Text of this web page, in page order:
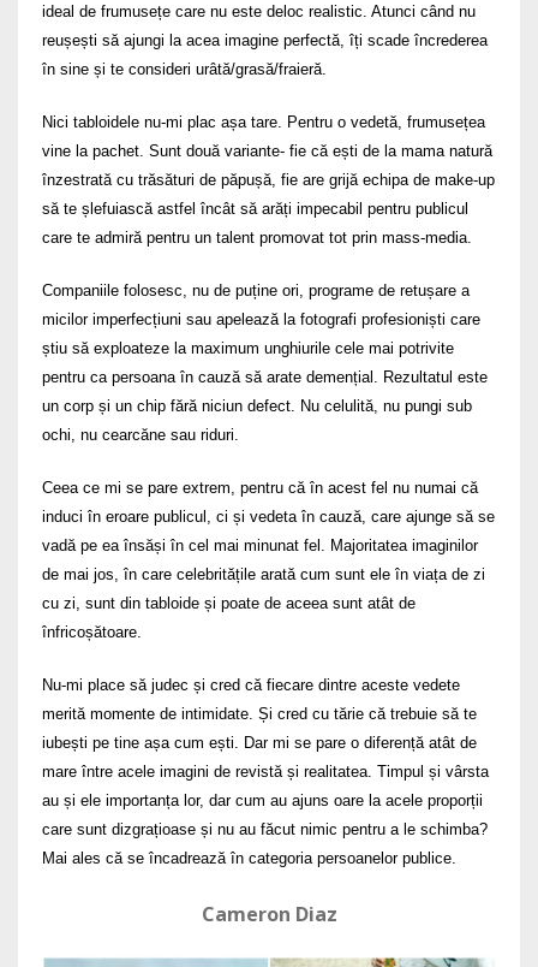
ideal de frumusețe care nu este deloc realistic. Atunci când nu
reușești să ajungi la acea imagine perfectă, îți scade încrederea
în sine și te consideri urâtă/grasă/fraieră.
Nici tabloidele nu-mi plac așa tare. Pentru o vedetă, frumusețea
vine la pachet. Sunt două variante- fie că ești de la mama natură
înzestrată cu trăsături de păpușă, fie are grijă echipa de make-up
să te șlefuiască astfel încât să arăți impecabil pentru publicul
care te admiră pentru un talent promovat tot prin mass-media.
Companiile folosesc, nu de puține ori, programe de retușare a
micilor imperfecțiuni sau apelează la fotografi profesioniști care
știu să exploateze la maximum unghiurile cele mai potrivite
pentru ca persoana în cauză să arate demențial. Rezultatul este
un corp și un chip fără niciun defect. Nu celulită, nu pungi sub
ochi, nu cearcăne sau riduri.
Ceea ce mi se pare extrem, pentru că în acest fel nu numai că
induci în eroare publicul, ci și vedeta în cauză, care ajunge să se
vadă pe ea însăși în cel mai minunat fel. Majoritatea imaginilor
de mai jos, în care celebritățile arată cum sunt ele în viața de zi
cu zi, sunt din tabloide și poate de aceea sunt atât de
înfricoșătoare.
Nu-mi place să judec și cred că fiecare dintre aceste vedete
merită momente de intimidate. Și cred cu tărie că trebuie să te
iubești pe tine așa cum ești. Dar mi se pare o diferență atât de
mare între acele imagini de revistă și realitatea. Timpul și vârsta
au și ele importanța lor, dar cum au ajuns oare la acele proporții
care sunt dizgrațioase și nu au făcut nimic pentru a le schimba?
Mai ales că se încadrează în categoria persoanelor publice.
Cameron Diaz